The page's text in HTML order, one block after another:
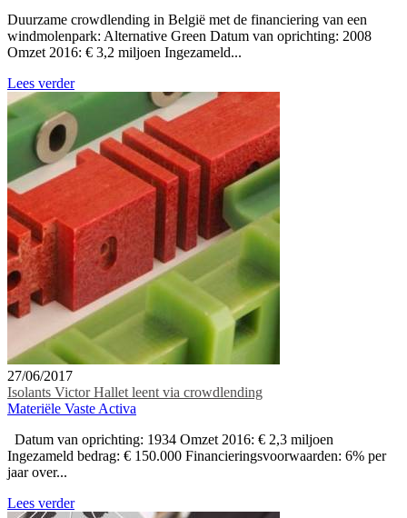
Duurzame crowdlending in België met de financiering van een
windmolenpark: Alternative Green Datum van oprichting: 2008
Omzet 2016: € 3,2 miljoen Ingezameld...
Lees verder
27/06/2017
Isolants Victor Hallet leent via crowdlending
Materiële Vaste Activa
Datum van oprichting: 1934 Omzet 2016: € 2,3 miljoen
Ingezameld bedrag: € 150.000 Financieringsvoorwaarden: 6% per
jaar over...
Lees verder